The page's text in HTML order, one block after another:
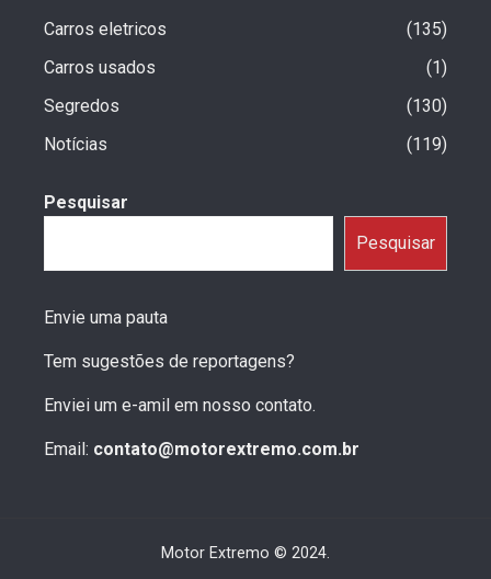
Carros eletricos
135
Carros usados
1
Segredos
130
Notícias
119
Pesquisar
Pesquisar
Envie uma pauta
Tem sugestões de reportagens?
Enviei um e-amil em nosso contato.
Email: contato@motorextremo.com.br
Motor Extremo © 2024.